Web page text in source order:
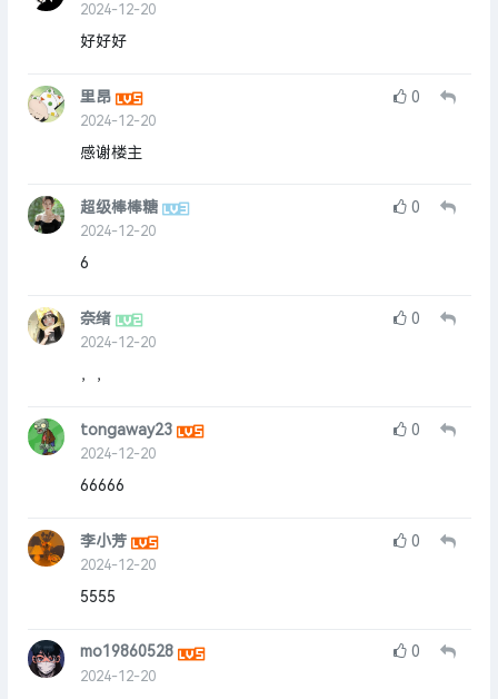
2024-12-20
好好好
里昂
2024-12-20
0
感谢楼主
超级棒棒糖
2024-12-20
0
6
奈绪
2024-12-20
0
，，
tongaway23
2024-12-20
0
66666
李小芳
2024-12-20
0
5555
mo19860528
2024-12-20
0